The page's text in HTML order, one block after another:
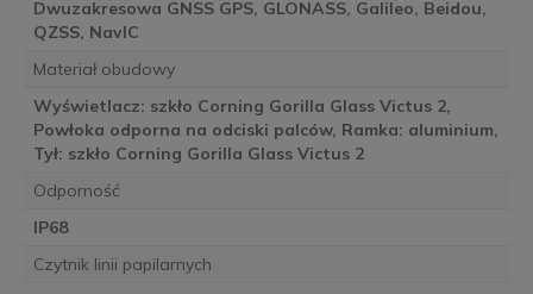
Dwuzakresowa GNSS GPS, GLONASS, Galileo, Beidou,
QZSS, NavIC
Materiał obudowy
Wyświetlacz: szkło Corning Gorilla Glass Victus 2,
Powłoka odporna na odciski palców, Ramka: aluminium,
Tył: szkło Corning Gorilla Glass Victus 2
Odporność
IP68
Czytnik linii papilarnych